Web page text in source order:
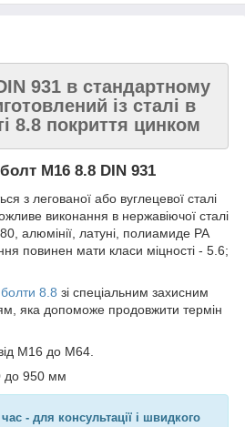
931 в стандартному
із сталі в
8.8 покриття цинком
М16 8.8 DIN 931
з легованої або вуглецевої сталі
виконання в нержавіючої сталі
алюмінії, латуні, полиамиде PA
повинен мати класи міцності - 5.6;
болти 8.8 зі спеціальним захисним
яка допоможе продовжити термін
М16 до M64.
до 950 мм
- для консультації і швидкого